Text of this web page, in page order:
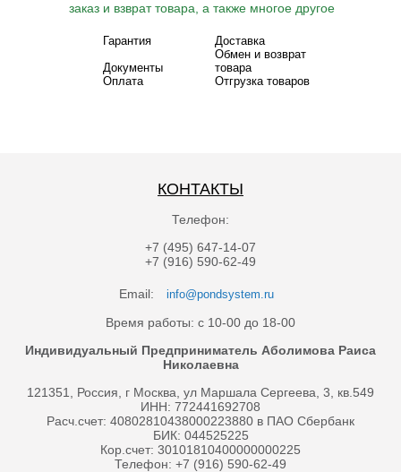
заказ и взврат товара, а также многое другое
Гарантия
Доставка
Документы
Обмен и возврат
товара
Оплата
Отгрузка товаров
КОНТАКТЫ
Телефон:
+7 (495) 647-14-07
+7 (916) 590-62-49
Email: info@pondsystem.ru
Время работы: с 10-00 до 18-00
Индивидуальный Предприниматель Аболимова Раиса
Николаевна
121351, Россия, г Москва, ул Маршала Сергеева, 3, кв.549
ИНН: 772441692708
Расч.счет: 40802810438000223880 в ПАО Сбербанк
БИК: 044525225
Кор.счет: 30101810400000000225
Телефон: +7 (916) 590-62-49